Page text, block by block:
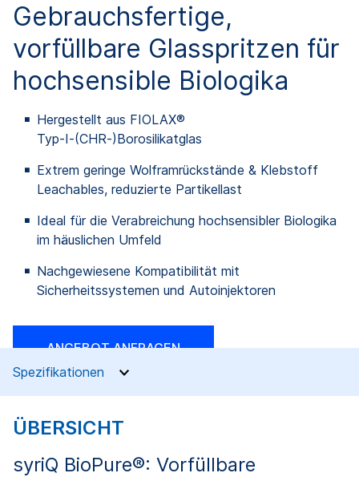
Gebrauchsfertige,
vorfüllbare Glasspritzen für
hochsensible Biologika
Hergestellt aus FIOLAX®
Typ‑I‑(CHR‑)Borosilikatglas
Extrem geringe Wolframrückstände & Klebstoff
Leachables, reduzierte Partikellast
Ideal für die Verabreichung hochsensibler Biologika
im häuslichen Umfeld
Nachgewiesene Kompatibilität mit
Sicherheitssystemen und Autoinjektoren
ANGEBOT ANFRAGEN
Spezifikationen
ÜBERSICHT
syriQ BioPure®: Vorfüllbare